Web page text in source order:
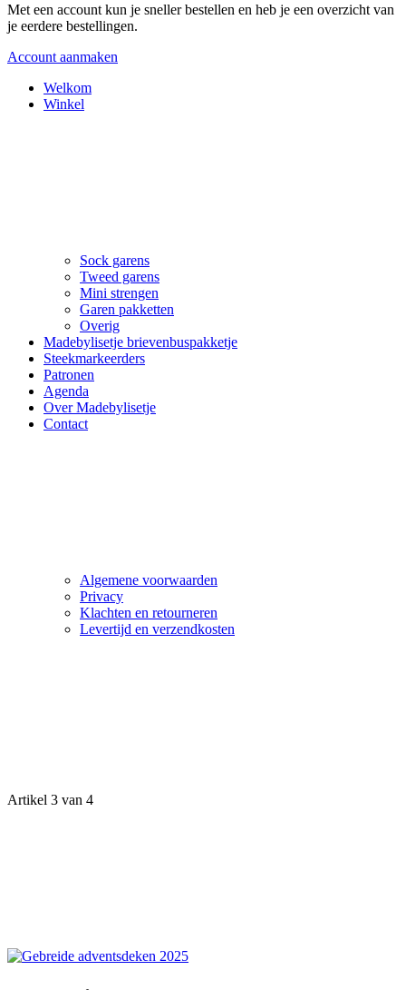
Met een account kun je sneller bestellen en heb je een overzicht van
je eerdere bestellingen.
Account aanmaken
Welkom
Winkel
Sock garens
Tweed garens
Mini strengen
Garen pakketten
Overig
Madebylisetje brievenbuspakketje
Steekmarkeerders
Patronen
Agenda
Over Madebylisetje
Contact
Algemene voorwaarden
Privacy
Klachten en retourneren
Levertijd en verzendkosten
Artikel 3 van 4